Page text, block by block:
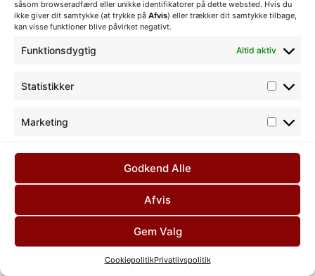
såsom browseradfærd eller unikke identifikatorer på dette websted. Hvis du
ikke giver dit samtykke (at trykke på Afvis) eller trækker dit samtykke tilbage,
kan visse funktioner blive påvirket negativt.
Funktionsdygtig Altid aktiv
Statistikker
Marketing
Godkend Alle
Afvis
Gem Valg
CookiepolitikPrivatlivspolitik